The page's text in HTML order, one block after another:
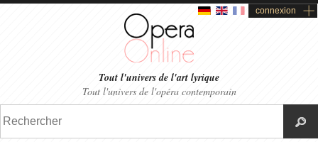
connexion
Tout l'univers de l'art lyrique
Tout l'univers de l'opéra contemporain